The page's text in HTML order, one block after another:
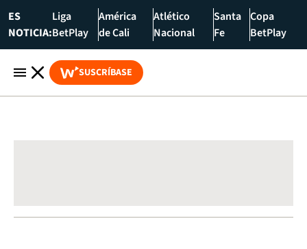
ES
NOTICIA:
Liga
BetPlay
América
de Cali
Atlético
Nacional
Santa
Fe
Copa
BetPlay
SUSCRÍBASE